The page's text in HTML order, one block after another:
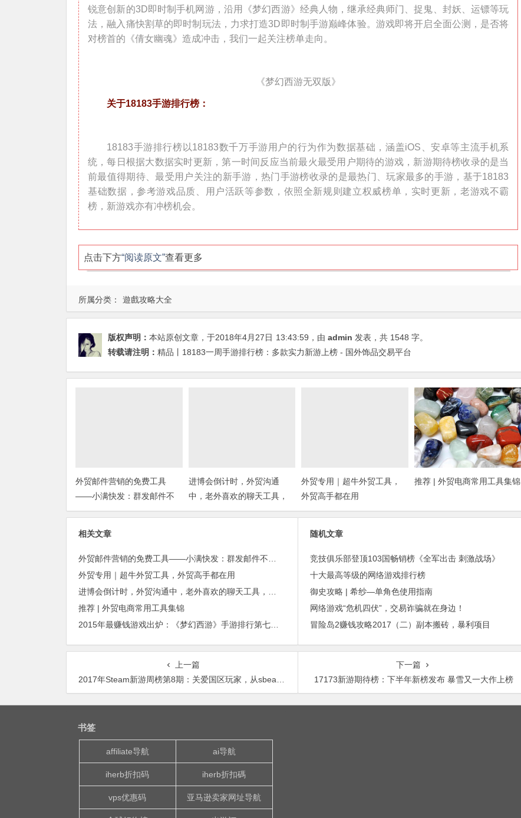
所属分类： 遊戲攻略大全
锐意创新的3D即时制手机网游，沿用《梦幻西游》经典人物，继承经典师门、捉鬼、封妖、运镖等玩
法，融入痛快割草的即时制玩法，力求打造3D即时制手游巅峰体验。游戏即将开启全面公测，是否将
对榜首的《倩女幽魂》造成冲击，我们一起关注榜单走向。
《梦幻西游无双版》
关于18183手游排行榜：
18183手游排行榜以18183数千万手游用户的行为作为数据基础，涵盖iOS、安卓等主流手机系
统，每日根据大数据实时更新，第一时间反应当前最火最受用户期待的游戏，新游期待榜收录的是当
前最值得期待、最受用户关注的新手游，热门手游榜收录的是最热门、玩家最多的手游，基于18183
基础数据，参考游戏品质、用户活跃等参数，依照全新规则建立权威榜单，实时更新，老游戏不霸
榜，新游戏亦有冲榜机会。
点击下方“阅读原文”查看更多
版权声明： 本站原创文章，于2018年4月27日 13:43:59 ，由 admin 发表，共 1548 字。
转载请注明： 精品丨18183一周手游排行榜：多款实力新游上榜 - 国外饰品交易平台
外贸邮件营销的免费工具
——小满快发：群发邮件不
担心IP被封
进博会倒计时，外贸沟通
中，老外喜欢的聊天工具，
你知道几种？
外贸专用｜超牛外贸工具，
外贸高手都在用
推荐 | 外贸电商常用工具集锦
相关文章
外贸邮件营销的免费工具——小满快发：群发邮件不担心IP被封
外贸专用｜超牛外贸工具，外贸高手都在用
进博会倒计时，外贸沟通中，老外喜欢的聊天工具，你知道几种？
推荐 | 外贸电商常用工具集锦
2015年最赚钱游戏出炉：《梦幻西游》手游排行第七，腾讯总收入进前三
随机文章
竞技俱乐部登顶103国畅销榜《全军出击 刺激战场》
十大最高等级的网络游戏排行榜
御史攻略 | 希纱—单角色使用指南
网络游戏“危机四伏”，交易诈骗就在身边！
冒险岛2赚钱攻略2017（二）副本搬砖，暴利项目
上一篇
2017年Steam新游周榜第8期：关爱国区玩家，从sbeam做起
下一篇
17173新游期待榜：下半年新榜发布 暴雪又一大作上榜
书签
affiliate导航 ai导航
iherb折扣码 iherb折扣碼
vps优惠码 亚马逊卖家网址导航